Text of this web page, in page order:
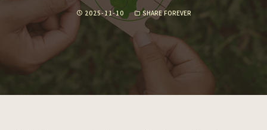
Pricing
Search Company
2025-11-10 SHARE FOREVER